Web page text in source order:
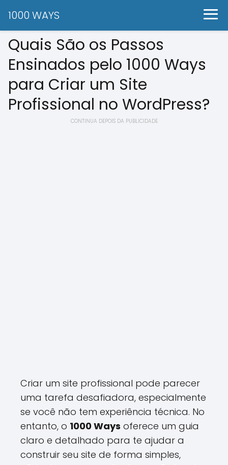
1000 WAYS
Quais São os Passos
Ensinados pelo 1000 Ways
para Criar um Site
Profissional no WordPress?
CONTINUA DEPOIS DA PUBLICIDADE
Criar um site profissional pode parecer
uma tarefa desafiadora, especialmente
se você não tem experiência técnica. No
entanto, o 1000 Ways oferece um guia
claro e detalhado para te ajudar a
construir seu site de forma simples,